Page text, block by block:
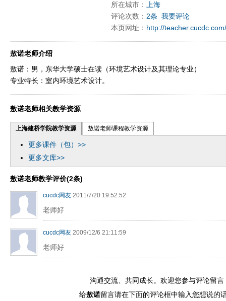
所在城市：
上海
评论次数： 2条 我要评论
本页网址： http://
敖诺老师介绍
敖诺：男，东华大学硕士在读（环境艺术设计及其理论专业）
专业特长：室内环境艺术设计。
敖诺老师相关教学资源
上海建桥学院教学资源 敖诺老师课程教学资源
更多课件（包）>>
更多文库>>
敖诺老师教学评价(2条)
cucdc网友 2011/7/20 19:52:52
老师好
cucdc网友 2009/12/6 21:11:59
老师好
沟通交流、共同成长。欢迎您参与评论留言
给敖诺留言请在下面的评论框中输入您想说的